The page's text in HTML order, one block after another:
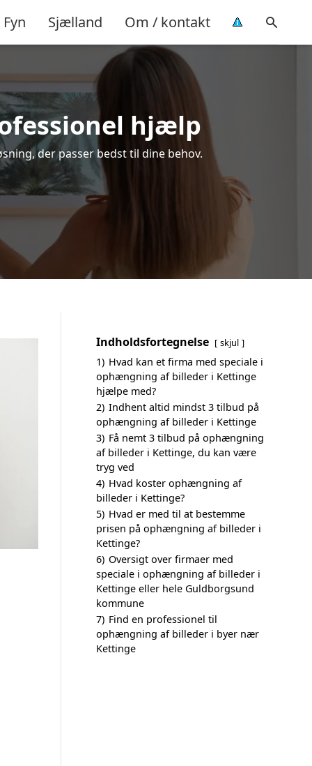
Fyn Sjælland Om / kontakt
hjælp
der passer bedst til dine behov.
Indholdsfortegnelse skjul
1) Hvad kan et firma med speciale i
ophængning af billeder i Kettinge
hjælpe med?
2) Indhent altid mindst 3 tilbud på
ophængning af billeder i Kettinge
3) Få nemt 3 tilbud på ophængning
af billeder i Kettinge, du kan være
tryg ved
4) Hvad koster ophængning af
billeder i Kettinge?
5) Hvad er med til at bestemme
prisen på ophængning af billeder i
Kettinge?
6) Oversigt over firmaer med
speciale i ophængning af billeder i
Kettinge eller hele Guldborgsund
kommune
7) Find en professionel til
ophængning af billeder i byer nær
Kettinge